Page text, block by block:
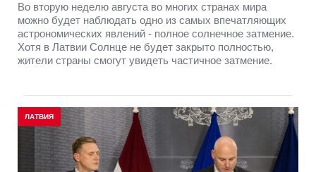
Во вторую неделю августа во многих странах мира
можно будет наблюдать одно из самых впечатляющих
астрономических явлений - полное солнечное затмение.
Хотя в Латвии Солнце не будет закрыто полностью,
жители страны смогут увидеть частичное затмение.
ЛАТВИЯ